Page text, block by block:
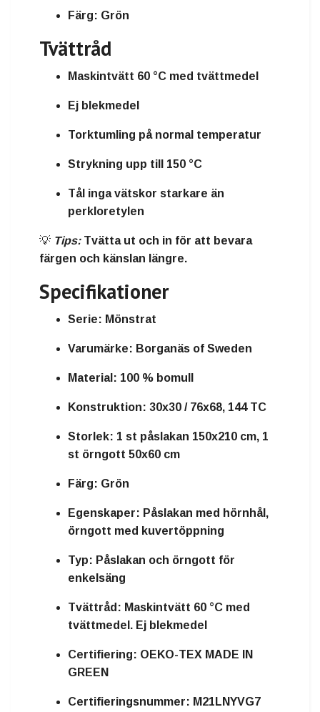
Färg: Grön
Tvättråd
Maskintvätt 60 °C med tvättmedel
Ej blekmedel
Torktumling på normal temperatur
Strykning upp till 150 °C
Tål inga vätskor starkare än
perkloretylen
💡 Tips:Tvätta ut och in för att bevara
färgen och känslan längre.
Specifikationer
Serie: Mönstrat
Varumärke: Borganäs of Sweden
Material: 100 % bomull
Konstruktion: 30x30 / 76x68, 144 TC
Storlek: 1 st påslakan 150x210 cm, 1
st örngott 50x60 cm
Färg: Grön
Egenskaper: Påslakan med hörnhål,
örngott med kuvertöppning
Typ: Påslakan och örngott för
enkelsäng
Tvättråd: Maskintvätt 60 °C med
tvättmedel. Ej blekmedel
Certifiering: OEKO-TEX MADE IN
GREEN
Certifieringsnummer: M21LNYVG7